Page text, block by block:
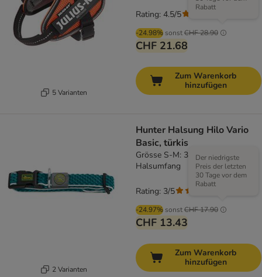
5 Varianten
-24.98% sonstCHF 28.90
Rabatt
CHF 21.68
Rating: 4.5/5
Zum Warenkorb
hinzufügen
2 Varianten
Hunter Halsung Hilo Vario
Basic, türkis
Grösse S-M: 30 - 43 cm
Halsumfang
-24.97% sonstCHF 17.90
Der niedrigste
Preis der letzten
30 Tage vor dem
Rabatt
CHF 13.43
Rating: 3/5
Zum Warenkorb
hinzufügen